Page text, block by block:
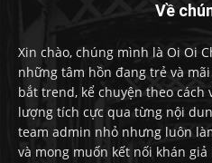
Về
Xin chào, chúng mình là Oi Oi
những tâm hồn đang trẻ và
bắt trend, kể chuyện theo
lượng tích cực qua từng nội
team admin nhỏ nhưng luôn
và mong muốn kết nối khán